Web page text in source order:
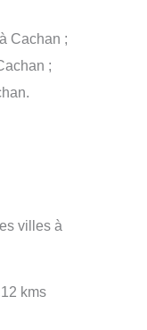
Cachan ;
;
villes à
kms